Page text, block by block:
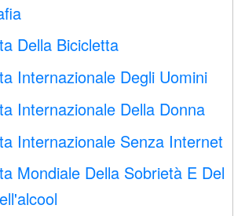
Della Bicicletta
Internazionale Degli Uomini
Internazionale Della Donna
Internazionale Senza Internet
Mondiale Della Sobrietà E Del